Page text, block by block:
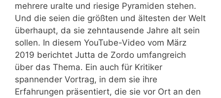
mehrere uralte und riesige Pyramiden stehen.
Und die seien die größten und ältesten der Welt
überhaupt, da sie zehntausende Jahre alt sein
sollen. In diesem YouTube-Video vom März
2019 berichtet Jutta de Zordo umfangreich
über das Thema. Ein auch für Kritiker
spannender Vortrag, in dem sie ihre
Erfahrungen präsentiert, die sie vor Ort an den